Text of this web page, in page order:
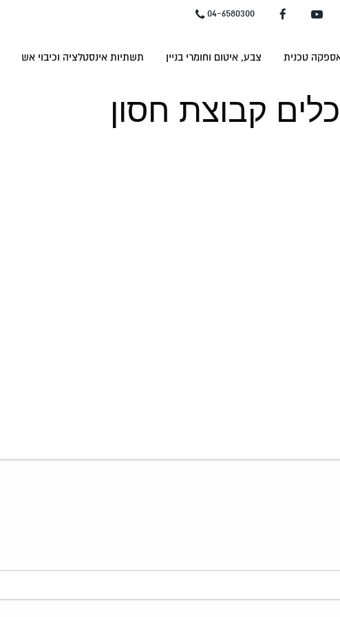
04-6580300
טכנית צבע, איטום וחומרי בניין תשתיות אינסטלציה וכיבוי אש
קבוצת חסון